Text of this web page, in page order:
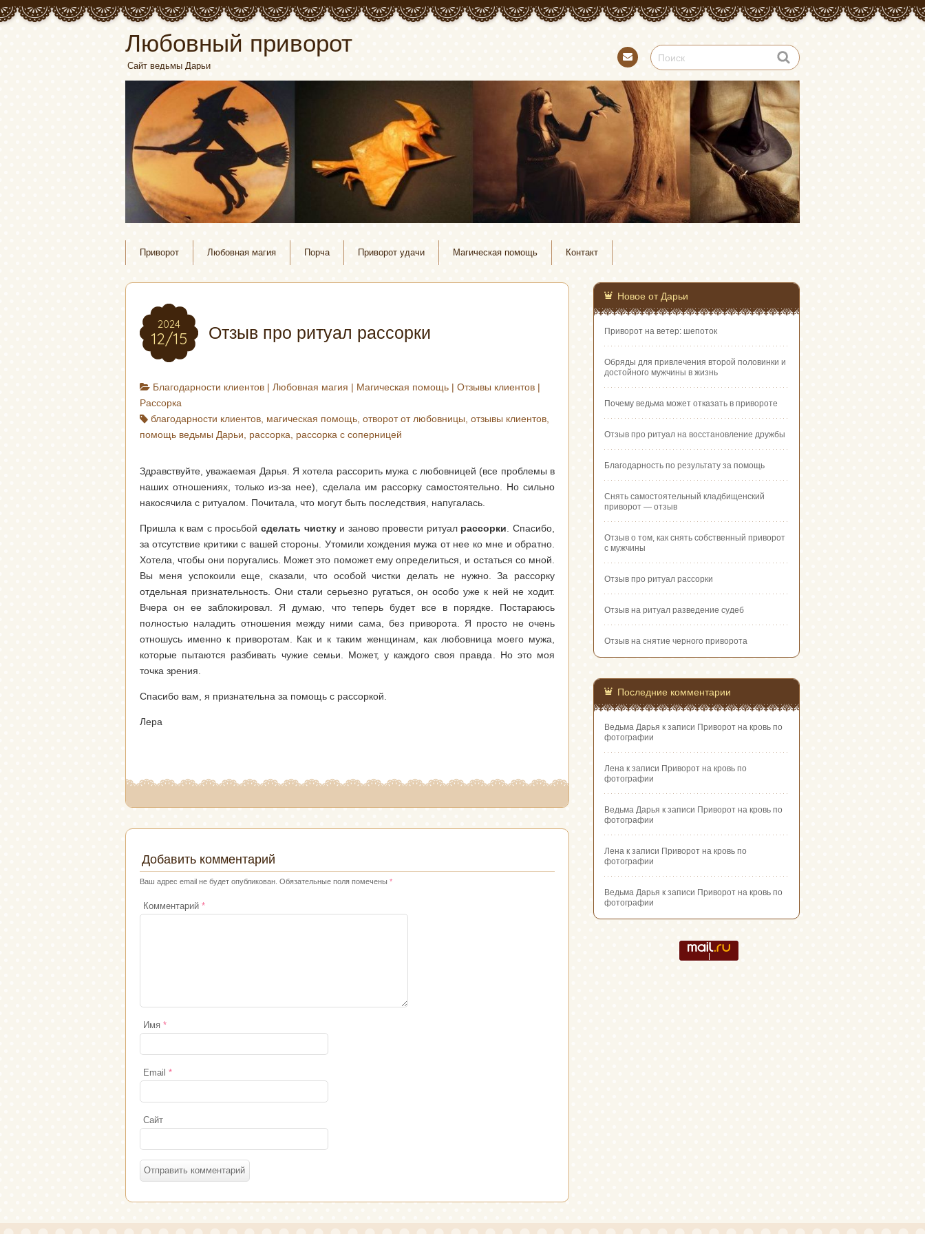
Любовный приворот
Сайт ведьмы Дарьи
акт
Приворот Любовная магия Порча Приворот удачи Магическая помощь Контакт
2024
12/15 Отзыв про ритуал рассорки
Благодарности клиентов |Любовная магия | Магическая помощь |Отзывы клиентов |
Рассорка
благодарности клиентов, магическая помощь,отворот от любовницы,отзывы клиентов,
помощь ведьмы Дарьи, рассорка, рассорка с соперницей
Здравствуйте, уважаемая Дарья. Я хотела рассорить мужа с любовницей (все проблемы в
наших отношениях, только из-за нее), сделала им рассорку самостоятельно. Но сильно
накосячила с ритуалом. Почитала, что могут быть последствия, напугалась.
Пришла к вам с просьбой сделать чисткуи заново провести ритуал рассорки. Спасибо,
за отсутствие критики с вашей стороны. Утомили хождения мужа от нее ко мне и обратно.
Хотела, чтобы они поругались. Может это поможет ему определиться, и остаться со мной.
Вы меня успокоили еще, сказали, что особой чистки делать не нужно. За рассорку
отдельная признательность. Они стали серьезно ругаться, он особо уже к ней не ходит.
Вчера он ее заблокировал. Я думаю, что теперь будет все в порядке. Постараюсь
полностью наладить отношения между ними сама, без приворота. Я просто не очень
отношусь именно к приворотам. Как и к таким женщинам, как любовница моего мужа,
которые пытаются разбивать чужие семьи. Может, у каждого своя правда. Но это моя
точка зрения.
Спасибо вам, я признательна за помощь с рассоркой.
Лера
Добавить комментарий
Ваш адрес email не будет опубликован. Обязательные поля помечены *
Комментарий *
Имя *
Email *
Сайт
Новое от Дарьи
Приворот на ветер: шепоток
Обряды для привлечения второй половинки и
достойного мужчины в жизнь
Почему ведьма может отказать в привороте
Отзыв про ритуал на восстановление дружбы
Благодарность по результату за помощь
Снять самостоятельный кладбищенский
приворот — отзыв
Отзыв о том, как снять собственный приворот
с мужчины
Отзыв про ритуал рассорки
Отзыв на ритуал разведение судеб
Отзыв на снятие черного приворота
Последние комментарии
Ведьма Дарья к записи Приворот на кровь по
фотографии
Лена к записи Приворот на кровь по
фотографии
Ведьма Дарья к записи Приворот на кровь по
фотографии
Лена к записи Приворот на кровь по
фотографии
Ведьма Дарья к записи Приворот на кровь по
фотографии